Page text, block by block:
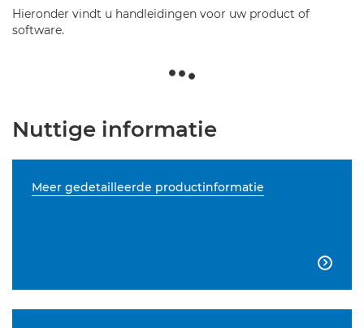
Hieronder vindt u handleidingen voor uw product of
software.
Nuttige informatie
Meer gedetailleerde productinformatie
